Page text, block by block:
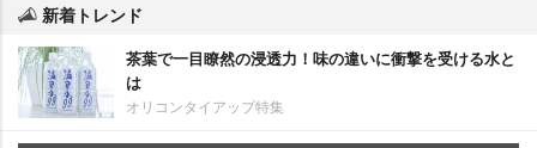
新着トレンド
茶葉で一目瞭然の浸透力！味の違いに衝撃を受ける水と
は
オリコンタイアップ特集